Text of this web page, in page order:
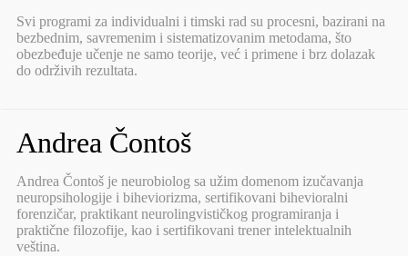
Svi programi za individualni i timski rad su procesni, bazirani na
bezbednim, savremenim i sistematizovanim metodama, što
obezbeđuje učenje ne samo teorije, već i primene i brz dolazak
do održivih rezultata.
Andrea Čontoš
Andrea Čontoš je neurobiolog sa užim domenom izučavanja
neuropsihologije i biheviorizma, sertifikovani bihevioralni
forenzičar, praktikant neurolingvističkog programiranja i
praktične filozofije, kao i sertifikovani trener intelektualnih
veština.